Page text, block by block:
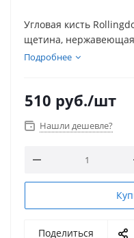
Угловая кисть
щетина, нержавеющая
Удобно вести по
Подробнее
510 руб./шт
Нашли дешевле?
Поделиться